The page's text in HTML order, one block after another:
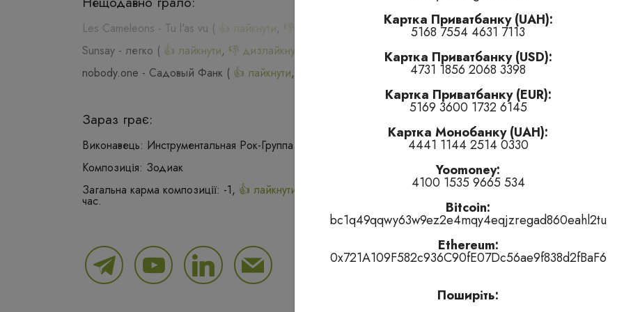
Картка Приватбанку (UAH):
5168 7554 4631 7113
Картка Приватбанку (USD):
4731 1856 2068 3398
Картка Приватбанку (EUR):
5169 3600 1732 6145
Картка Монобанку (UAH):
4441 1144 2514 0330
Yoomoney:
4100 1535 9665 534
Bitcoin:
bc1q49qqwy63w9ez2e4mqy4eqjzregad860eahl2tu
Ethereum:
0x721A109F582c936C90fE07Dc56ae9f838d2fBaF6
Поширіть:
Les Cameleons - Tu l'as vu ( 👍 лайкнути, 👎 дизлайкнути композиція набридла )
Sunsay - легко ( 👍 лайкнути, 👎 дизлайкнути композиція набридла
nobody.one - Садовый Фанк ( 👍 лайкнути, композиція набридла )
Зараз грає:
Виконавець: Инструментальная Рок-Группа ''Зодиак''
Композиція: Зодиак
Загальна карма композиції: -1, 👍 лайкнути вже сподобалось) чи👎 дизлайкнути(6ненавидять)
час.